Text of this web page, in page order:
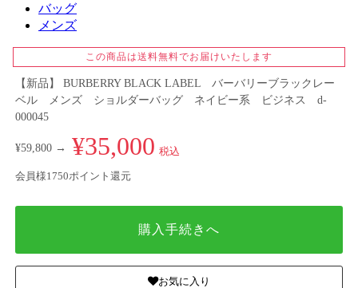
バッグ
メンズ
この商品は送料無料でお届けいたします
【新品】 BURBERRY BLACK LABEL バーバリーブラックレー
ベル メンズ ショルダーバッグ ネイビー系 ビジネス d-
000045
¥59,800 → ¥35,000 税込
会員様1750ポイント還元
購入手続きへ
お気に入り